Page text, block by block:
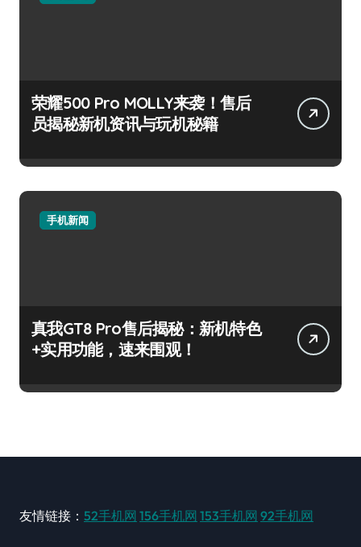
荣耀500 Pro MOLLY来袭！售后
员揭秘新机资讯与玩机秘籍
手机新闻
真我GT8 Pro售后揭秘：新机特色
+实用功能，速来围观！
友情链接： 52手机网 156手机网 153手机网 92手机网